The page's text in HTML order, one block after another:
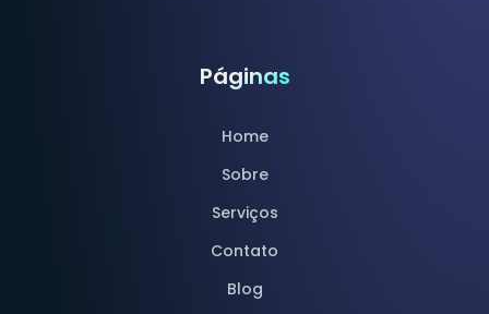
Páginas
Home
Sobre
Serviços
Contato
Blog